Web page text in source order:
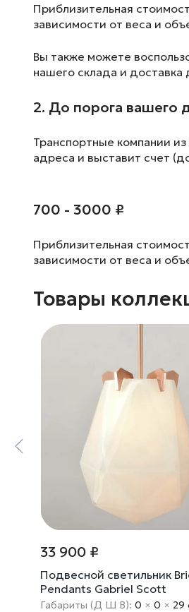
Приблизительная
зависимости от веса и
Вы также можете
нашего склада и
2. До порога вашего
Транспортные компании
адреса и выставит счет
700 - 3000 ₽
Приблизительная
зависимости от веса и
Товары
33 900 ₽
Подвесной светильник
Pendants Gabriel Scott
Габариты (Д Ш В):0 ×0 × 29